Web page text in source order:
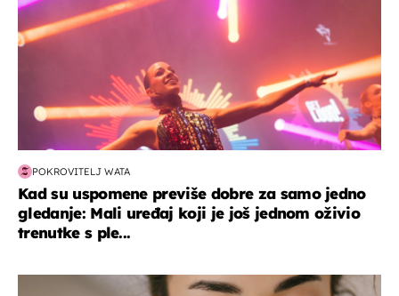
POKROVITELJ WATA
Kad su uspomene previše dobre za samo jedno
gledanje: Mali uređaj koji je još jednom oživio
trenutke s ple...
moda & ljepota